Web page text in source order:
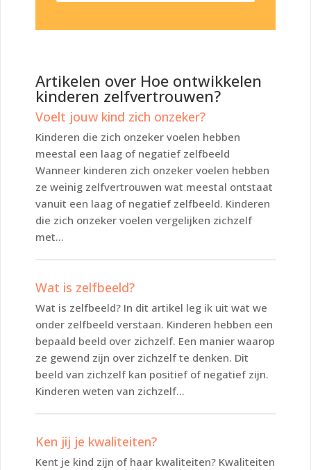
Artikelen over Hoe ontwikkelen
kinderen zelfvertrouwen?
Voelt jouw kind zich onzeker?
Kinderen die zich onzeker voelen hebben
meestal een laag of negatief zelfbeeld
Wanneer kinderen zich onzeker voelen hebben
ze weinig zelfvertrouwen wat meestal ontstaat
vanuit een laag of negatief zelfbeeld. Kinderen
die zich onzeker voelen vergelijken zichzelf
met...
Wat is zelfbeeld?
Wat is zelfbeeld? In dit artikel leg ik uit wat we
onder zelfbeeld verstaan. Kinderen hebben een
bepaald beeld over zichzelf. Een manier waarop
ze gewend zijn over zichzelf te denken. Dit
beeld van zichzelf kan positief of negatief zijn.
Kinderen weten van zichzelf...
Ken jij je kwaliteiten?
Kent je kind zijn of haar kwaliteiten? Kwaliteiten